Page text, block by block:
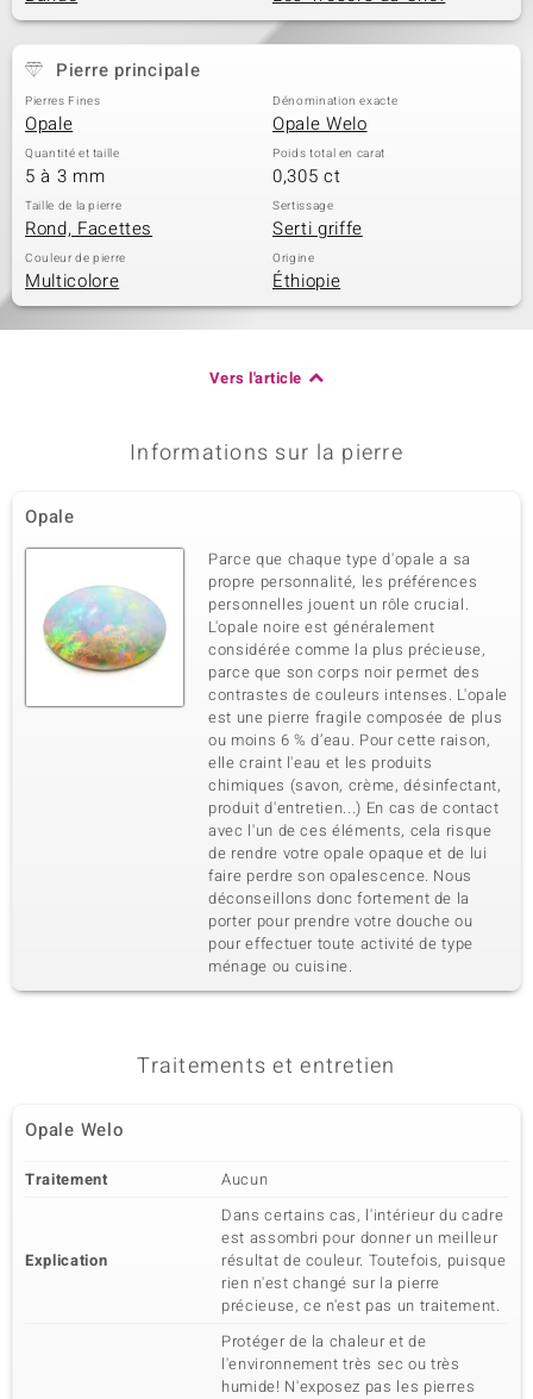
Pierre principale
Pierres Fines
Opale
Dénomination exacte
Opale Welo
Quantité et taille
5 à 3 mm
Poids total en carat
0,305 ct
Taille de la pierre
Rond, Facettes
Sertissage
Serti griffe
Couleur de pierre
Multicolore
Origine
Éthiopie
Vers l'article
Informations sur la pierre
Opale
Parce que chaque type d'opale a sa
propre personnalité, les préférences
personnelles jouent un rôle crucial.
L'opale noire est généralement
considérée comme la plus précieuse,
parce que son corps noir permet des
contrastes de couleurs intenses. L'opale
est une pierre fragile composée de plus
ou moins 6 % d’eau. Pour cette raison,
elle craint l'eau et les produits
chimiques (savon, crème, désinfectant,
produit d'entretien...) En cas de contact
avec l'un de ces éléments, cela risque
de rendre votre opale opaque et de lui
faire perdre son opalescence. Nous
déconseillons donc fortement de la
porter pour prendre votre douche ou
pour effectuer toute activité de type
ménage ou cuisine.
Traitements et entretien
Opale Welo
Traitement Aucun
Explication
Dans certains cas, l'intérieur du cadre
est assombri pour donner un meilleur
résultat de couleur. Toutefois, puisque
rien n'est changé sur la pierre
précieuse, ce n'est pas un traitement.
Protéger de la chaleur et de
l'environnement très sec ou très
humide! N'exposez pas les pierres